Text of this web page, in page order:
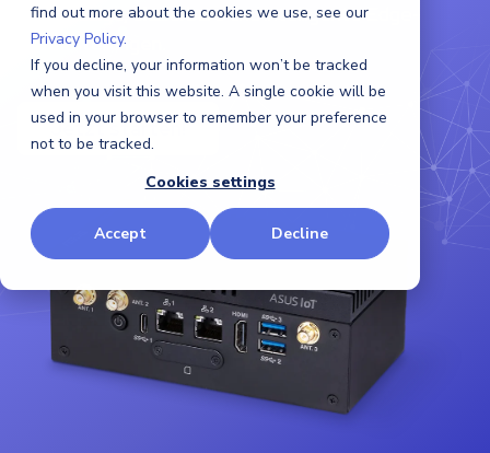
find out more about the cookies we use, see our
Privacy Policy.
If you decline, your information won’t be tracked
when you visit this website. A single cookie will be
used in your browser to remember your preference
not to be tracked.
Cookies settings
Accept Decline
zuverlässige, skalierbare und intelligente Edge-
Bereitstellungen.
Jetzt starten!